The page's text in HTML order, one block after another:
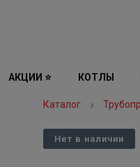
АКЦИИ ⭐ КОТЛЫ
Каталог
Нет в наличии